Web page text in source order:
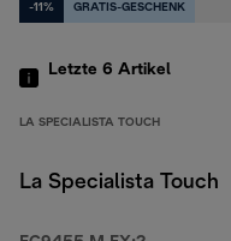
-11% GRATIS-GESCHENK
Letzte 6 Artikel
LA SPECIALISTA TOUCH
La Specialista Touch